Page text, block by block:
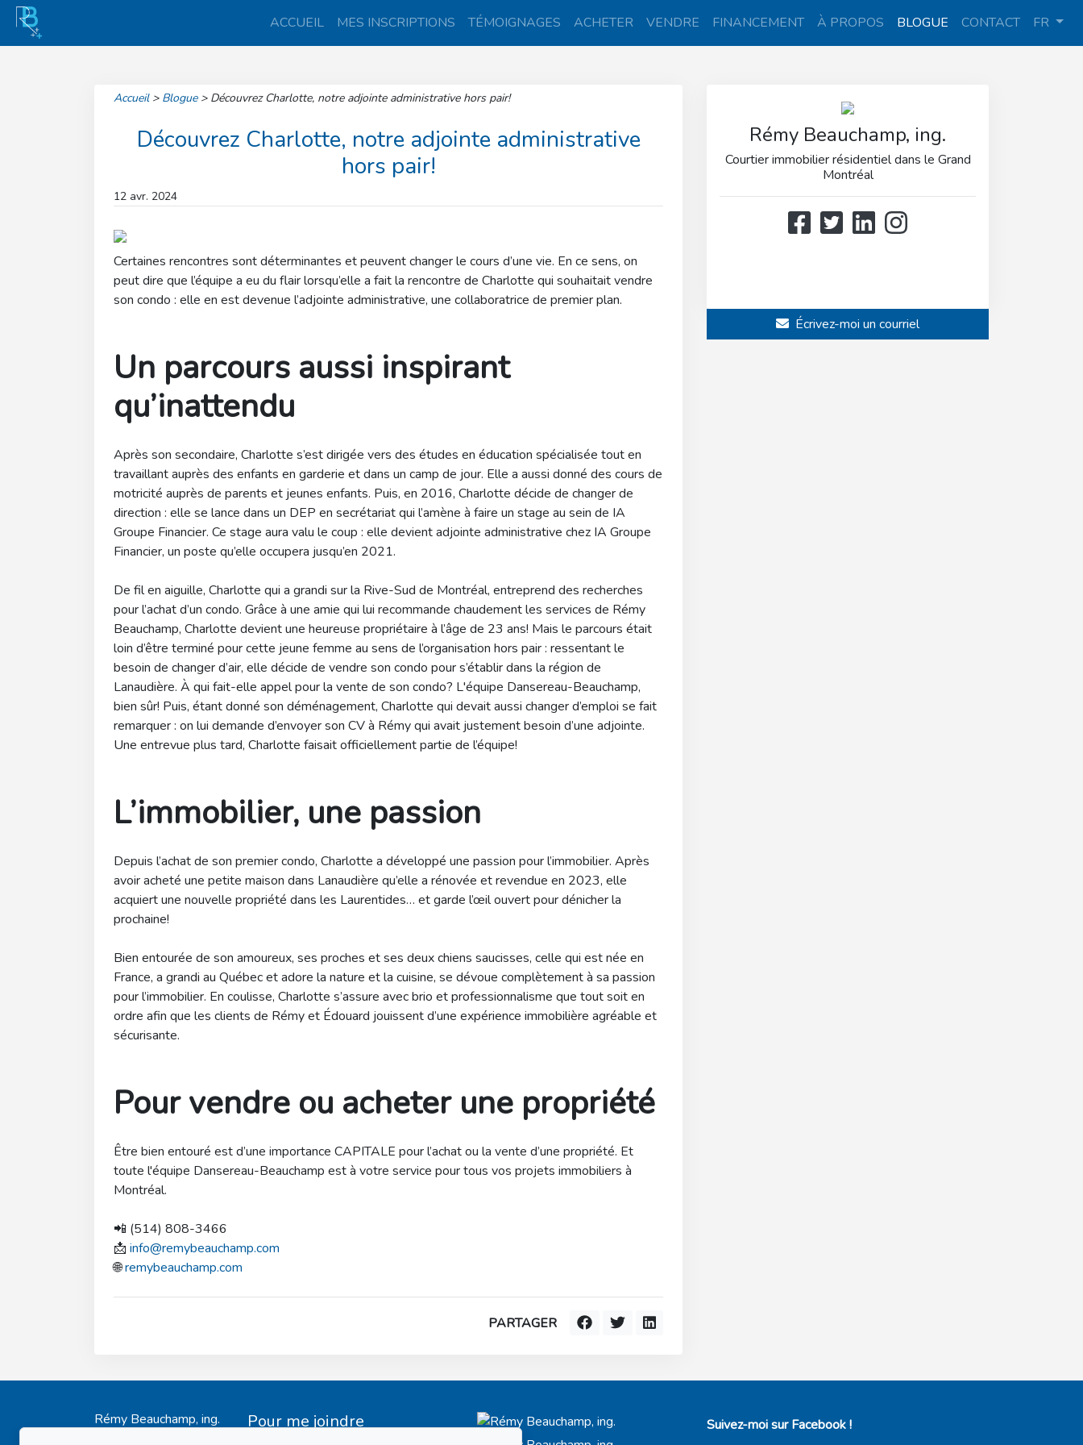
ACCUEIL MES INSCRIPTIONS TÉMOIGNAGES ACHETER VENDRE FINANCEMENT À PROPOS BLOGUE CONTACT FR
Accueil > Blogue > Découvrez Charlotte, notre adjointe administrative hors pair!
Découvrez Charlotte, notre adjointe administrative
hors pair!
12 avr. 2024
Certaines rencontres sont déterminantes et peuvent changer le cours d’une vie. En ce sens, on
peut dire que l’équipe a eu du flair lorsqu’elle a fait la rencontre de Charlotte qui souhaitait vendre
son condo : elle en est devenue l’adjointe administrative, une collaboratrice de premier plan.
Un parcours aussi inspirant
qu’inattendu
Après son secondaire, Charlotte s’est dirigée vers des études en éducation spécialisée tout en
travaillant auprès des enfants en garderie et dans un camp de jour. Elle a aussi donné des cours de
motricité auprès de parents et jeunes enfants. Puis, en 2016, Charlotte décide de changer de
direction : elle se lance dans un DEP en secrétariat qui l’amène à faire un stage au sein de IA
Groupe Financier. Ce stage aura valu le coup : elle devient adjointe administrative chez IA Groupe
Financier, un poste qu’elle occupera jusqu’en 2021.
De fil en aiguille, Charlotte qui a grandi sur la Rive-Sud de Montréal, entreprend des recherches
pour l’achat d’un condo. Grâce à une amie qui lui recommande chaudement les services de Rémy
Beauchamp, Charlotte devient une heureuse propriétaire à l’âge de 23 ans! Mais le parcours était
loin d’être terminé pour cette jeune femme au sens de l’organisation hors pair : ressentant le
besoin de changer d’air, elle décide de vendre son condo pour s’établir dans la région de
Lanaudière. À qui fait-elle appel pour la vente de son condo? L'équipe Dansereau-Beauchamp,
bien sûr! Puis, étant donné son déménagement, Charlotte qui devait aussi changer d’emploi se fait
remarquer : on lui demande d’envoyer son CV à Rémy qui avait justement besoin d’une adjointe.
Une entrevue plus tard, Charlotte faisait officiellement partie de l’équipe!
L’immobilier, une passion
Depuis l’achat de son premier condo, Charlotte a développé une passion pour l’immobilier. Après
avoir acheté une petite maison dans Lanaudière qu’elle a rénovée et revendue en 2023, elle
acquiert une nouvelle propriété dans les Laurentides… et garde l’œil ouvert pour dénicher la
prochaine!
Bien entourée de son amoureux, ses proches et ses deux chiens saucisses, celle qui est née en
France, a grandi au Québec et adore la nature et la cuisine, se dévoue complètement à sa passion
pour l’immobilier. En coulisse, Charlotte s’assure avec brio et professionnalisme que tout soit en
ordre afin que les clients de Rémy et Édouard jouissent d’une expérience immobilière agréable et
sécurisante.
Pour vendre ou acheter une propriété
Être bien entouré est d’une importance CAPITALE pour l’achat ou la vente d’une propriété. Et
toute l'équipe Dansereau-Beauchamp est à votre service pour tous vos projets immobiliers à
Montréal.
📲 (514) 808-3466
📩 info@remybeauchamp.com
🌐remybeauchamp.com
PARTAGER
Rémy Beauchamp, ing.
Courtier immobilier résidentiel dans le Grand
Montréal
Écrivez-moi un courriel
Rémy Beauchamp, ing.
Pour me joindre Suivez-moi sur Facebook !